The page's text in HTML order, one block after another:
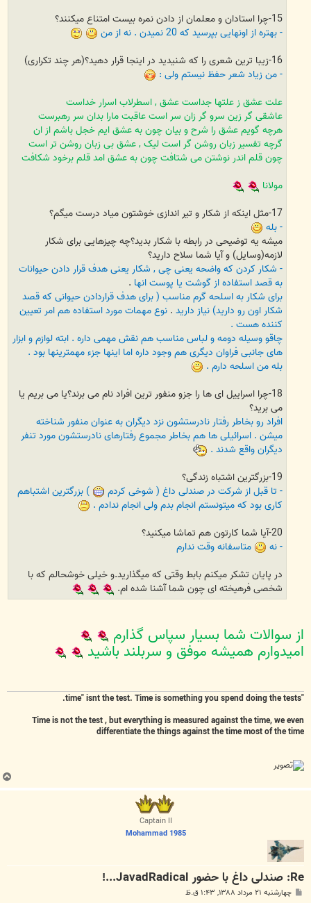
15-چرا استادان و معلمان از دادن نمره بیست امتناع میکنند؟
- بهتره از اونهایی بپرسید که 20 نمیدن . نه از من
16-زیبا ترین شعری را که شنیدید در اینجا قرار دهید؟(هر چند تکراری)
- من زیاد شعر حفظ نیستم ولی :
علت عشق ز علتها جداست عشق , اسطرلاب اسرار خداست
عاشقی گر زین سرو گر زان سر است عاقبت مارا بدان سر رهبرست
هرچه گویم عشق را شرح و بیان چون به عشق ایم خجل باشم از ان
گرچه تفسیر زبان روشن گر است لیک , عشق بی زبان روشن تر است
چون قلم اندر نوشتن می شتافت چون به عشق امد قلم برخود شکافت
مولانا
17-مثل اینکه از شکار و تیر اندازی خوشتون میاد درست میگم؟
- بله
میشه یه توضیحی در رابطه با شکار بدید؟چه چیزهایی برای شکار
لازمه(وسایل) و آیا شما سلاح دارید؟
- شکار کردن که واضحه یعنی چی , شکار یعنی هدف قرار دادن حیوانات
به قصد استفاده از گوشت یا پوست انها
برای شکار به اسلحه گرم مناسب ( برای هدف قراردادن حیوانی که قصد
شکار اون رو دارید) نیاز دارید . نوع مهمات مورد استفاده هم امر تعیین
کننده هست .
چاقو وسیله دومه و لباس مناسب هم نقش مهمی داره . ابته لوازم و ابزار
های جانبی فراوان دیگری هم وجود داره اما اینها جزء مهمترینها بود .
بله من اسلحه دارم .
18-چرا اسراییل ای ها را جزو منفور ترین افراد نام می برند؟یا می بریم یا
می برید؟
افراد رو بخاطر رفتار نادرستشون نزد دیگران به عنوان منفور شناخته
میشن . اسرائیلی ها هم بخاطر مجموع رفتارهای نادرستشون مورد تنفر
دیگران واقع شدند .
19-بزرگترین اشتباه زندگی؟
- تا قبل از شرکت در صندلی داغ ( شوخی کردم
) بزرگترین اشتباهم
کاری بود که میتونستم انجام بدم ولی انجام ندادم .
20-آیا شما کارتون هم تماشا میکنید؟
- نه
متاسفانه وقت ندارم
در پایان تشکر میکنم بابط وقتی که میگذارید.و خیلی خوشحالم که با
شخصی فرهیخته ای چون شما آشنا شده ام.
از سوالات شما بسیار سپاس گذارم
امیدوارم همیشه موفق و سربلند باشید
Time is not the test , but everything is measured against the time, we even
differentiate the things against the time most of the time
ب
ا
Captain II
Mohammad 1985
Re: صندلی داغ با حضور JavadRadical...!
پ چهارشنبه ۲۱ مرداد ۱۳۸۸, ۱:۴۳ ق.ظ